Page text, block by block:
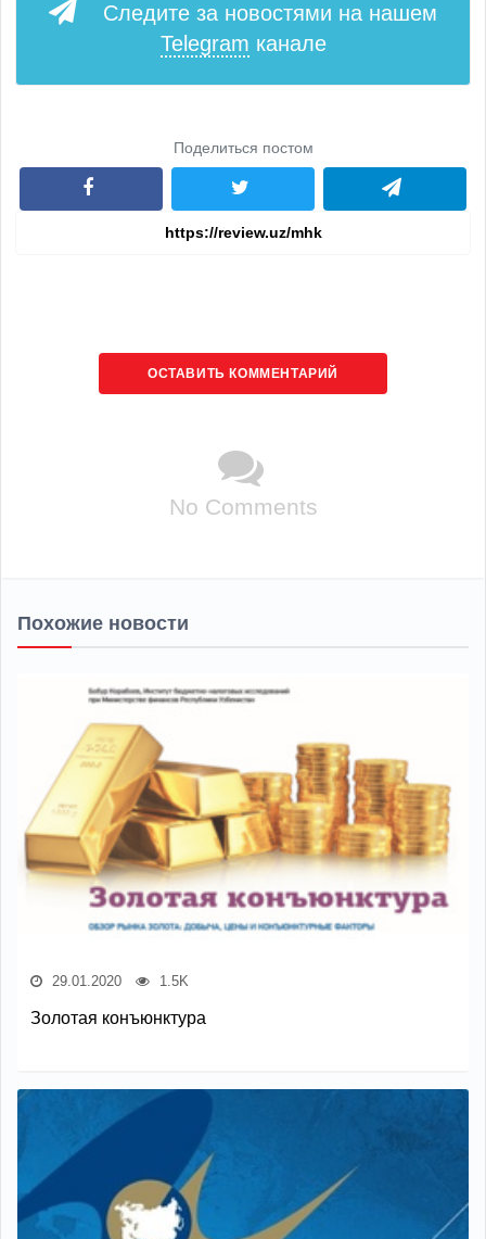
Следите за новостями на нашем
Telegram канале
Поделиться постом
ОСТАВИТЬ КОММЕНТАРИЙ
No Comments
Похожие новости
29.01.2020 1.5K
Золотая конъюнктура